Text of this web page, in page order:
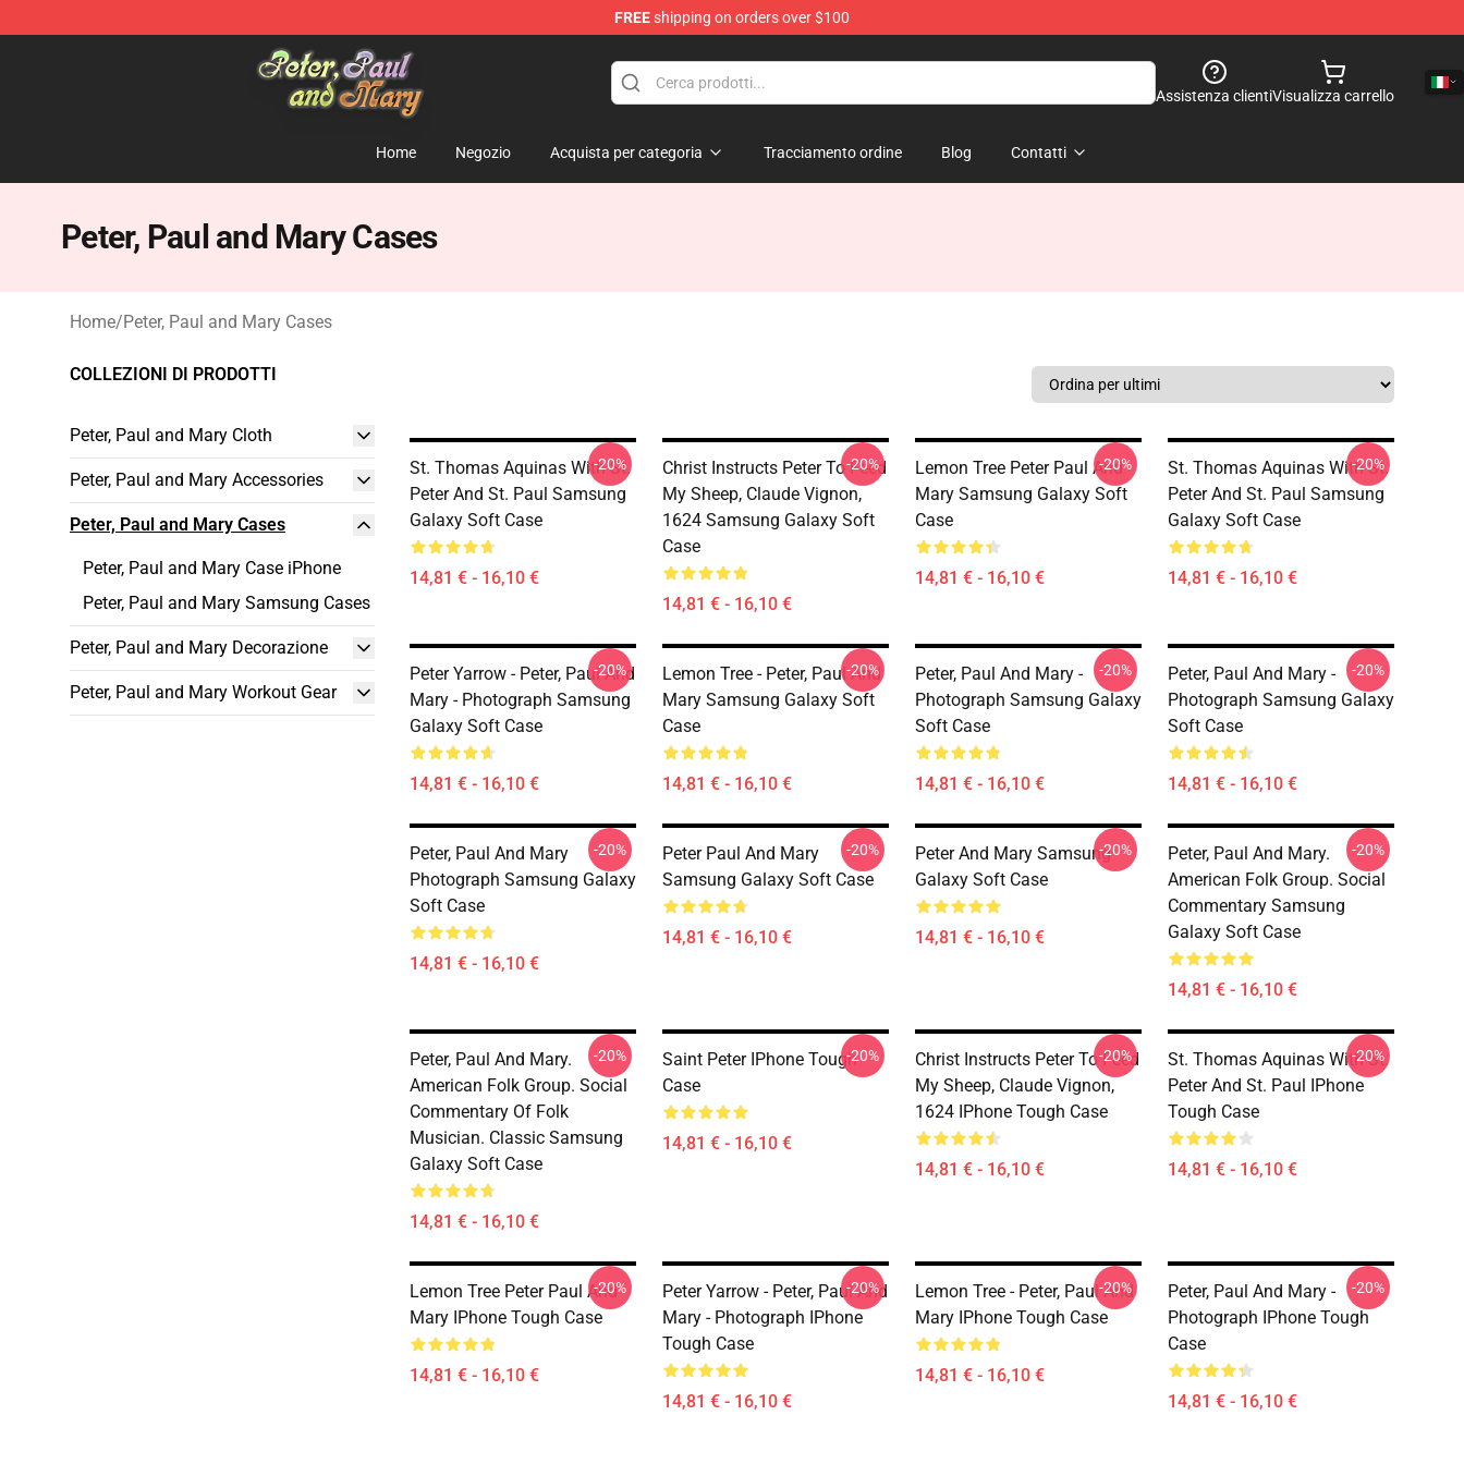
FREEshipping on orders over $100
Peter, Paul and Mary Store - Official Peter, Paul and Mary Merchandise Shop
Assistenza clientiVisualizza carrello
Home Negozio Acquista per categoria Tracciamento ordine Blog Contatti
Peter, Paul and Mary Cases
Home/Peter, Paul and Mary Cases
COLLEZIONI DI PRODOTTI
Peter, Paul and Mary Cloth
Peter, Paul and Mary Accessories
Peter, Paul and Mary Cases
Peter, Paul and Mary Case iPhone
Peter, Paul and Mary Samsung Cases
Peter, Paul and Mary Decorazione
Peter, Paul and Mary Workout Gear
St. Thomas Aquinas With St.
Peter And St. Paul Samsung
Galaxy Soft Case
14,81 € - 16,10 €
-20%
Christ Instructs Peter To Feed
My Sheep, Claude Vignon,
1624 Samsung Galaxy Soft
Case
14,81 € - 16,10 €
-20%
Lemon Tree Peter Paul And
Mary Samsung Galaxy Soft
Case
14,81 € - 16,10 €
-20%
St. Thomas Aquinas With St.
Peter And St. Paul Samsung
Galaxy Soft Case
14,81 € - 16,10 €
-20%
Peter Yarrow - Peter, Paul And
Mary - Photograph Samsung
Galaxy Soft Case
14,81 € - 16,10 €
-20%
Lemon Tree - Peter, Paul And
Mary Samsung Galaxy Soft
Case
14,81 € - 16,10 €
-20%
Peter, Paul And Mary -
Photograph Samsung Galaxy
Soft Case
14,81 € - 16,10 €
-20%
Peter, Paul And Mary -
Photograph Samsung Galaxy
Soft Case
14,81 € - 16,10 €
-20%
Peter, Paul And Mary
Photograph Samsung Galaxy
Soft Case
14,81 € - 16,10 €
-20%
Peter Paul And Mary
Samsung Galaxy Soft Case
14,81 € - 16,10 €
-20%
Peter And Mary Samsung
Galaxy Soft Case
14,81 € - 16,10 €
-20%
Peter, Paul And Mary.
American Folk Group. Social
Commentary Samsung
Galaxy Soft Case
14,81 € - 16,10 €
-20%
Peter, Paul And Mary.
American Folk Group. Social
Commentary Of Folk
Musician. Classic Samsung
Galaxy Soft Case
14,81 € - 16,10 €
-20%
Saint Peter IPhone Tough
Case
14,81 € - 16,10 €
-20%
Christ Instructs Peter To Feed
My Sheep, Claude Vignon,
1624 IPhone Tough Case
14,81 € - 16,10 €
-20%
St. Thomas Aquinas With St.
Peter And St. Paul IPhone
Tough Case
14,81 € - 16,10 €
-20%
Lemon Tree Peter Paul And
Mary IPhone Tough Case
14,81 € - 16,10 €
-20%
Peter Yarrow - Peter, Paul And
Mary - Photograph IPhone
Tough Case
14,81 € - 16,10 €
-20%
Lemon Tree - Peter, Paul And
Mary IPhone Tough Case
14,81 € - 16,10 €
-20%
Peter, Paul And Mary -
Photograph IPhone Tough
Case
14,81 € - 16,10 €
-20%